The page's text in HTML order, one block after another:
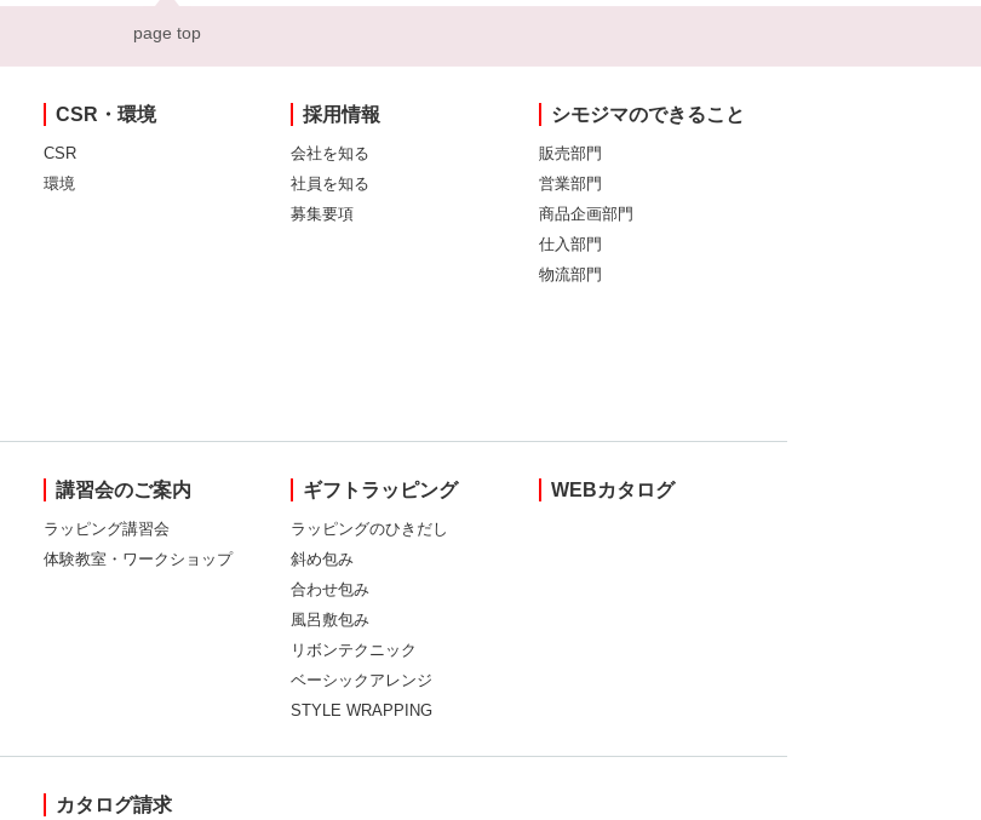
page top
CSR・環境
CSR
環境
採用情報
会社を知る
社員を知る
募集要項
シモジマのできること
販売部門
営業部門
商品企画部門
仕入部門
物流部門
講習会のご案内
ラッピング講習会
体験教室・ワークショップ
ギフトラッピング
ラッピングのひきだし
斜め包み
合わせ包み
風呂敷包み
リボンテクニック
ベーシックアレンジ
STYLE WRAPPING
WEBカタログ
カタログ請求